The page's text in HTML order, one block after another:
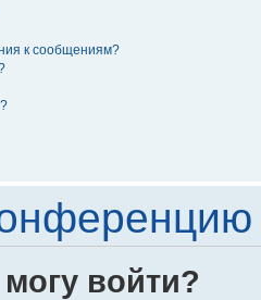
к сообщениям?
войти?